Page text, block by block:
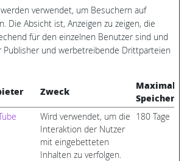
verwendet, um Besuchern auf
Die Absicht ist, Anzeigen zu zeigen, die
für den einzelnen Benutzer sind und
Publisher und werbetreibende Drittparteien
Zweck
Maximale
Wird verwendet, um die
Interaktion der Nutzer
mit eingebetteten
Inhalten zu verfolgen.
180 Tage